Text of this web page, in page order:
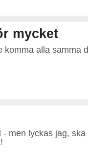
mycket
komma alla samma
men lyckas jag,